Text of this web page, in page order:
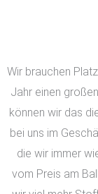
Wir brauchen
Jahr einen
können wir das
bei uns im
die wir immer
vom Preis am